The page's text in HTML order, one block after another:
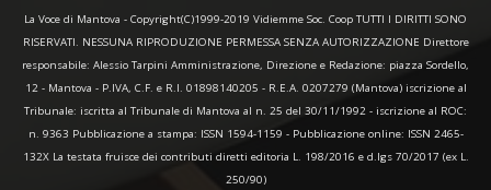
La Voce di Mantova - Copyright(C)1999-2019 Vidiemme Soc. Coop TUTTI I DIRITTI SONO
RISERVATI. NESSUNA RIPRODUZIONE PERMESSA SENZA AUTORIZZAZIONE Direttore
responsabile: Alessio Tarpini Amministrazione, Direzione e Redazione: piazza Sordello,
12 - Mantova - P.IVA, C.F. e R.I. 01898140205 - R.E.A. 0207279 (Mantova) iscrizione al
Tribunale: iscritta al Tribunale di Mantova al n. 25 del 30/11/1992 - iscrizione al ROC:
n. 9363 Pubblicazione a stampa: ISSN 1594-1159 - Pubblicazione online: ISSN 2465-
132X La testata fruisce dei contributi diretti editoria L. 198/2016 e d.lgs 70/2017 (ex L.
250/90)